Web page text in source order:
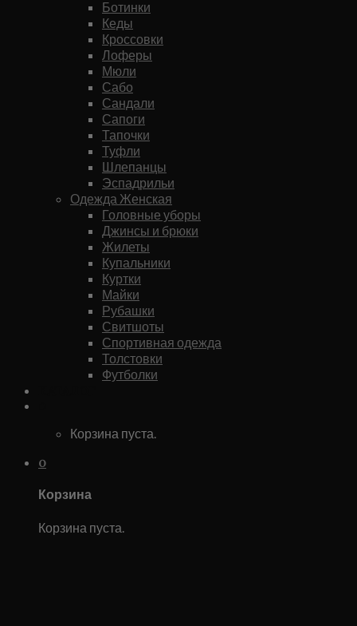
Ботинки
Кеды
Кроссовки
Лоферы
Мюли
Сабо
Сандали
Сапоги
Тапочки
Туфли
Шлепанцы
Эспадрильи
Одежда Женская
Головные уборы
Джинсы и брюки
Жилеты
Купальники
Куртки
Майки
Рубашки
Свитшоты
Спортивная одежда
Толстовки
Футболки
Корзина пуста.
0
Корзина
Корзина пуста.